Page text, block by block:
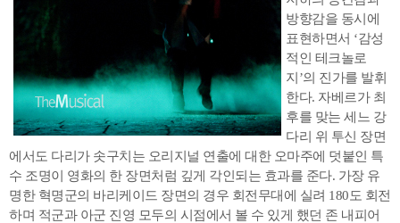
방향감을 동시에
표현하면서 ‘감성
적인 테크놀로
지’의 진가를 발휘
한다. 자베르가 최
후를 맞는 세느 강
다리 위 투신 장면
에서도 다리가 솟구치는 오리지널 연출에 대한 오마주에 덧붙인 특
수 조명이 영화의 한 장면처럼 깊게 각인되는 효과를 준다. 가장 유
명한 혁명군의 바리케이드 장면의 경우 회전무대에 실려 180도 회전
하며 적군과 아군 진영 모두의 시점에서 볼 수 있게 했던 존 내피어